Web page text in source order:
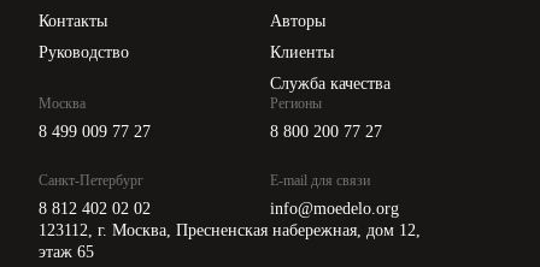
Контакты
Руководство
Авторы
Клиенты
Служба качества
Москва
8 499 009 77 27
Санкт-Петербург
8 812 402 02 02
Регионы
8 800 200 77 27
E-mail для связи
info@moedelo.org
123112, г. Москва, Пресненская набережная, дом 12,
этаж 65